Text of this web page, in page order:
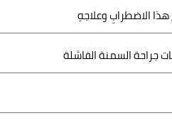
الاضطرابِ وعلاجهِ
جراحة السمنة الفاشلة